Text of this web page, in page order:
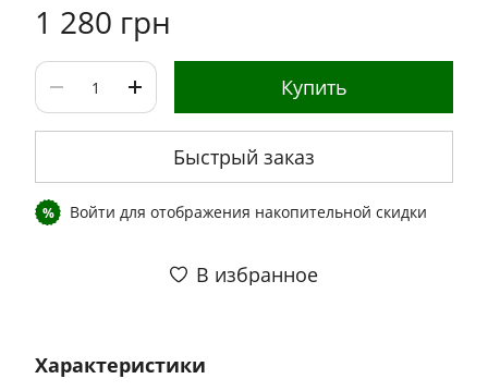
1 280 грн
Купить
Быстрый заказ
% Войти для отображения накопительной скидки
В избранное
Характеристики